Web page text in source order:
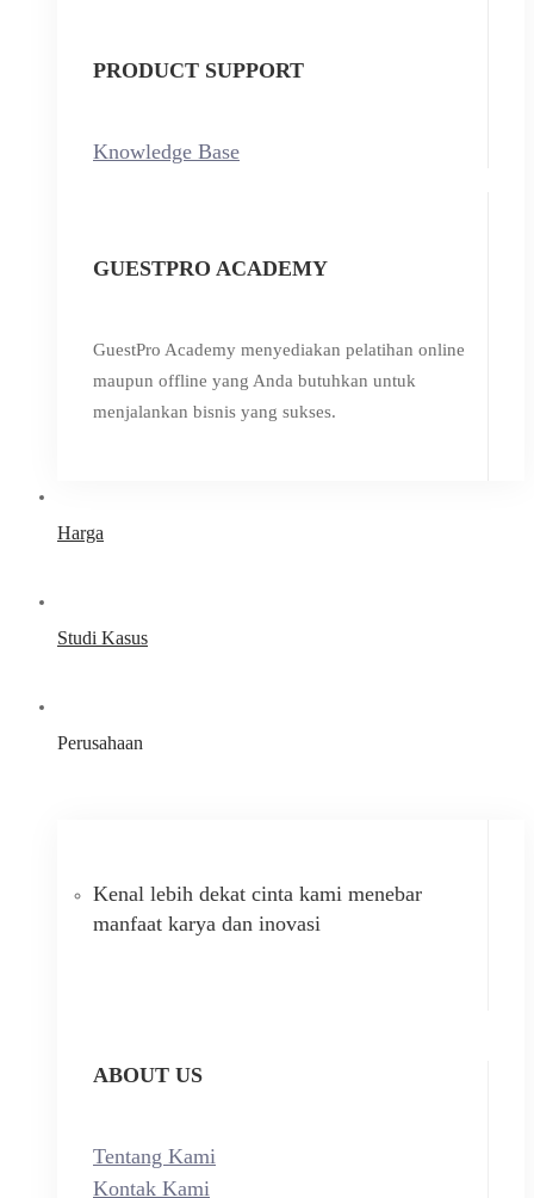
PRODUCT SUPPORT
Knowledge Base
GUESTPRO ACADEMY
GuestPro Academy menyediakan pelatihan online
maupun offline yang Anda butuhkan untuk
menjalankan bisnis yang sukses.
Harga
Studi Kasus
Perusahaan
Kenal lebih dekat cinta kami menebar
manfaat karya dan inovasi
ABOUT US
Tentang Kami
Kontak Kami